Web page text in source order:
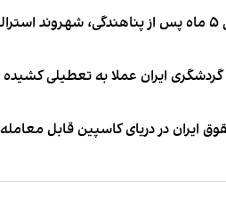
ایران عملا به تعطیلی
ایران در دریای کاسپین قابل